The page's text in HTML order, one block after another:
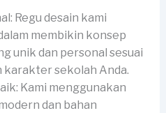
Regu desain kami
membikin konsep
unik dan personal sesuai
karakter sekolah Anda.
Kami menggunakan
dan bahan